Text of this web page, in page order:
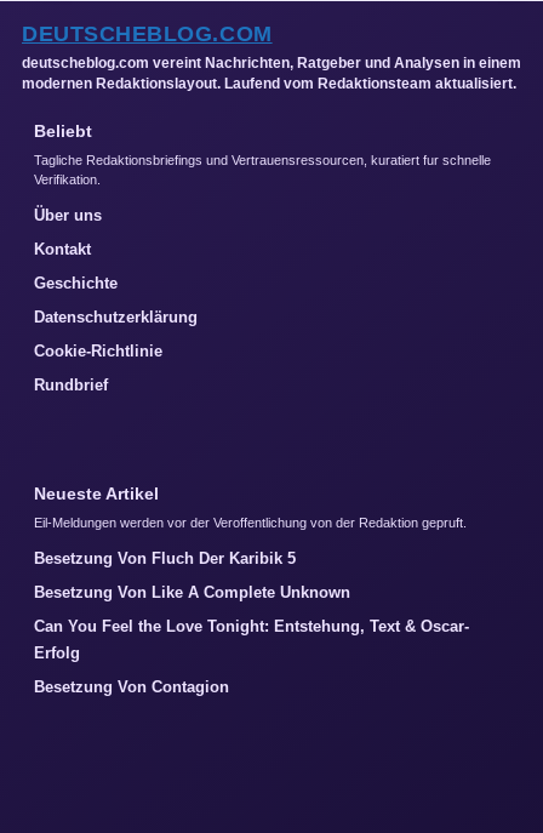
DEUTSCHEBLOG.COM
deutscheblog.com vereint Nachrichten, Ratgeber und Analysen in einem
modernen Redaktionslayout. Laufend vom Redaktionsteam aktualisiert.
Beliebt
Tagliche Redaktionsbriefings und Vertrauensressourcen, kuratiert fur schnelle
Verifikation.
Über uns
Kontakt
Geschichte
Datenschutzerklärung
Cookie-Richtlinie
Rundbrief
Neueste Artikel
Eil-Meldungen werden vor der Veroffentlichung von der Redaktion gepruft.
Besetzung Von Fluch Der Karibik 5
Besetzung Von Like A Complete Unknown
Can You Feel the Love Tonight: Entstehung, Text & Oscar-
Erfolg
Besetzung Von Contagion